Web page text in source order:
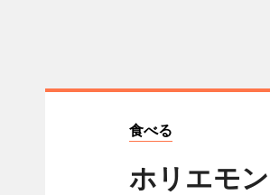
食べる
ホリエモ